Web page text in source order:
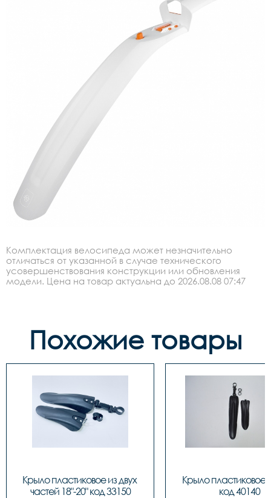
Комплектация велосипеда может незначительно
отличаться от указанной в случае технического
усовершенствования конструкции или обновления
модели. Цена на товар актуальна до 2026.08.08 07:47
Похожие товары
Крыло пластиковое из двух
частей 18"-20" код 33150
Крыло пластиковое
код 40140